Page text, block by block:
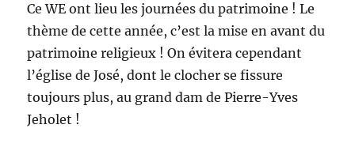
Ce WE ont lieu les journées du patrimoine ! Le
thème de cette année, c’est la mise en avant du
patrimoine religieux ! On évitera cependant
l’église de José, dont le clocher se fissure
toujours plus, au grand dam de Pierre-Yves
Jeholet !